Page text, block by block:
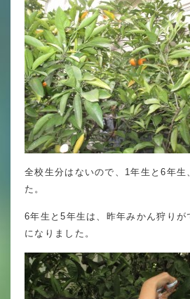
全校生分はないので、1年生と6年生
た。
6年生と5年生は、昨年みかん狩りが
になりました。
体育と食
クラブ
委員会
百合学院
学校図